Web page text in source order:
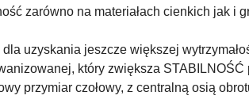
zarówno na materiałach cienkich jak i
uzyskania jeszcze większej
który zwiększa STABILNOŚĆ
przymiar czołowy, z centralną osią